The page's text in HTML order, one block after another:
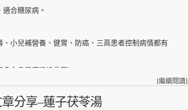
合糖尿病。
、小兒補營養、健胃、防癌、三高患者控制病情都有
食品健康資訊分享》
website
[繼續閱讀]
分享–蓮子茯苓湯